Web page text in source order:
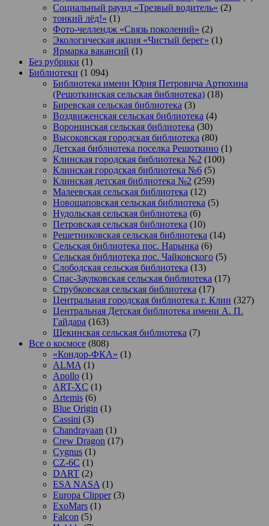
Социальный раунд «Трезвый водитель» (2)
тонкий лёд!» (1)
Фото-челлендж «Связь поколений» (2)
Экологическая акция «Чистый берег» (1)
Ярмарка вакансий (1)
Без рубрики (1)
Библиотеки (1 094)
Библиотека имени Юрия Петровича Артюхина
(Решоткинская сельская библиотека) (18)
Биревская сельская библиотека (3)
Воздвиженская сельская библиотека (4)
Воронинская сельская библиотека (30)
Высоковская городская библиотека (80)
Детская библиотека поселка Решоткино (1)
Клинская городская библиотека №2 (100)
Клинская городская библиотека №6 (5)
Клинская детская библиотека №2 (259)
Малеевская сельская библиотека (12)
Новощаповская сельская библиотека (5)
Нудольская сельская библиотека (6)
Петровская сельская библиотека (10)
Решетниковская сельская библиотека (14)
Сельская библиотека пос. Нарынка (6)
Сельская библиотека пос. Чайковского (5)
Слободская сельская библиотека (13)
Спас-Заулковская сельская библиотека (17)
Струбковская сельская библиотека (17)
Центральная городская библиотека г. Клин (327)
Центральная Детская библиотека имени А. П.
Гайдара (163)
Щекинская сельская библиотека (7)
Все о космосе (808)
«Кондор-ФКА» (1)
ALMA (1)
Apollo (1)
ART-XC (1)
Artemis (6)
Blue Origin (1)
Cassini (3)
Chandrayaan (1)
Crew Dragon (17)
Cygnus (1)
CZ-6C (1)
DART (2)
ESA NASA (1)
Europa Clipper(3)
ExoMars (1)
Falcon (5)